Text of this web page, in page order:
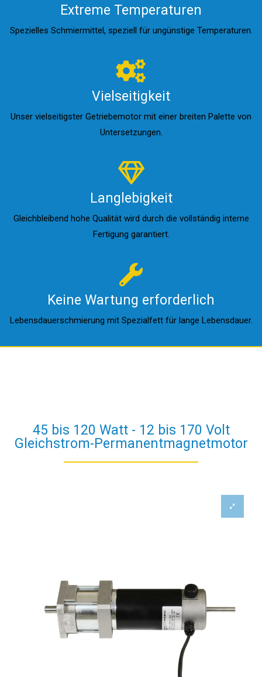
Extreme Temperaturen
Spezielles Schmiermittel, speziell für ungünstige Temperaturen.
Vielseitigkeit
Unser vielseitigster Getriebemotor mit einer breiten Palette von
Untersetzungen.
Langlebigkeit
Gleichbleibend hohe Qualität wird durch die vollständig interne
Fertigung garantiert.
Keine Wartung erforderlich
Lebensdauerschmierung mit Spezialfett für lange Lebensdauer.
45 bis 120 Watt - 12 bis 170 Volt
Gleichstrom-Permanentmagnetmotor